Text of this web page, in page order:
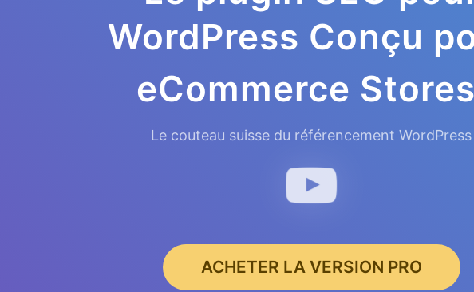
WordPress Conçu
eCommerce Stores
Le couteau suisse du référencement WordPress
ACHETER LA VERSION PRO